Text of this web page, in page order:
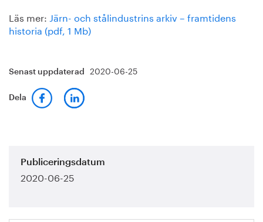
Läs mer: Järn- och stålindustrins arkiv – framtidens
historia (pdf, 1 Mb)
Senast uppdaterad 2020-06-25
Dela
Publiceringsdatum
2020-06-25